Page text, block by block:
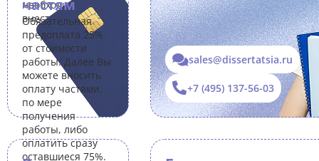
необходимо
внести правки.
частям
Обязательная
предоплата 25%
от стоимости
работы. Далее Вы
можете вносить
оплату частями,
по мере
получения
работы, либо
оплатить сразу
оставшиеся 75%.
sales@dissertatsia.ru
+7 (495) 137-56-03